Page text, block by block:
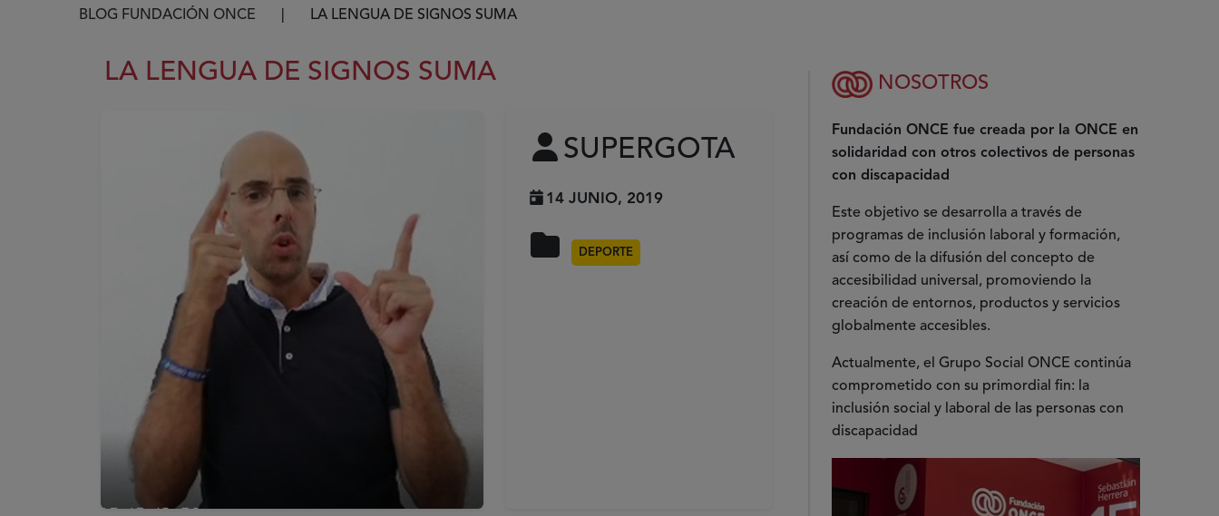
Ruta de navegación
BLOG FUNDACIÓN ONCE LA LENGUA DE SIGNOS SUMA
LA LENGUA DE SIGNOS SUMA
SUPERGOTA
14 JUNIO, 2019
DEPORTE
NOSOTROS
Fundación ONCE fue creada por la ONCE en
solidaridad con otros colectivos de personas
con discapacidad
Este objetivo se desarrolla a través de
programas de inclusión laboral y formación,
así como de la difusión del concepto de
accesibilidad universal, promoviendo la
creación de entornos, productos y servicios
globalmente accesibles.
Actualmente, el Grupo Social ONCE continúa
comprometido con su primordial fin: la
inclusión social y laboral de las personas con
discapacidad